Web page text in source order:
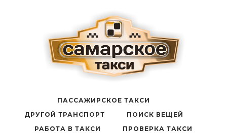
ПАССАЖИРСКОЕ ТАКСИ
ДРУГОЙ ТРАНСПОРТ
ПОИСК ВЕЩЕЙ
РАБОТА В ТАКСИ
ПРОВЕРКА ТАКСИ